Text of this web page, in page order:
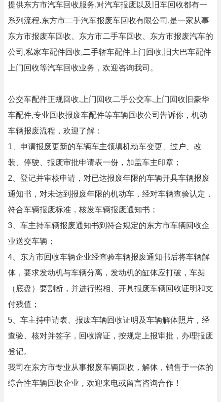
提供东方市汽车回收服务,对汽车报废以及旧车回收都有一
系列流程.东方市二手汽车报废车回收有限公司,是一家从事
东方市报废车回收、东方市二手车回收、东方市报废汽车的
公司,私家车配件回收,二手轿车配件上门回收,旧大巴车配件
上门回收等汽车回收业务，欢迎咨询我司。
公交车配件正规回收,上门回收二手公交车,上门回收旧豪华
车配件,专业回收报废车配件等车辆回收公司告诉你，机动
车辆报废流程，欢迎了解：
1、申请报废更新的车辆车主领填机动车变更、过户、改
装、停驶、报废审批申请表一份，加盖车主印章；
2、登记并审核申请，对已达报废年限的车辆开具车辆报废
通知书，对未达到报废年限的机动车，经对车辆查验认定，
符合车辆报废标准，核发车辆报废通知书；
3、车主持车辆报废通知书到符合规定的东方市车辆回收企
业送交车辆；
4、东方市回收车辆企业经查验车辆报废通知书后将车辆解
体，要求发动机与车辆分离，发动机的缸体应打破，车架
（底盘）要割断，并进行照相、开具报废车辆回收证明和支
付残值；
5、车主持申请表、报废车辆回收证明及车辆解体照片，经
查验、核对并签字，回收牌证，按规定上报审批，办理报废
登记。
我司在东方市专业从事报废车辆回收，解体，销售于一体的
综合性车辆回收企业，欢迎来电或留言咨询合作！